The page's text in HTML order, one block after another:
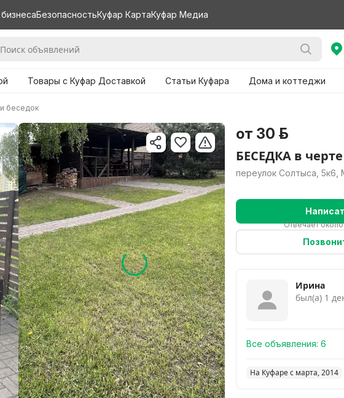
БезопасностьКуфар КартаКуфар Медиа
Товары с Куфар Доставкой Статьи Куфара Дома и коттеджи
беседок
от 30 р.
БЕСЕДКА в
переулок Солтыса, 5к6,
Отвечает
Ирина
был(а) 1
Все объявления: 6
На Куфаре с марта, 2014